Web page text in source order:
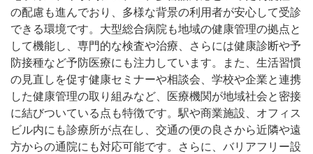
の配慮も進んでおり、多様な背景の利用者が安心して受診
できる環境です。大型総合病院も地域の健康管理の拠点と
して機能し、専門的な検査や治療、さらには健康診断や予
防接種など予防医療にも注力しています。また、生活習慣
の見直しを促す健康セミナーや相談会、学校や企業と連携
した健康管理の取り組みなど、医療機関が地域社会と密接
に結びついている点も特徴です。駅や商業施設、オフィス
ビル内にも診療所が点在し、交通の便の良さから近隣や遠
方からの通院にも対応可能です。さらに、バリアフリー設